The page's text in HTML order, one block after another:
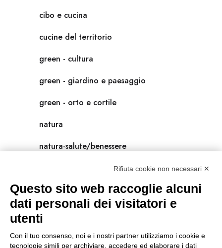
cibo e cucina
cucine del territorio
green - cultura
green - giardino e paesaggio
green - orto e cortile
natura
natura-salute/benessere
scienza
universolocale
viedellaseta
Rifiuta cookie non necessari ✕
Questo sito web raccoglie alcuni
dati personali dei visitatori e
utenti
Con il tuo consenso, noi e i nostri partner utilizziamo i cookie e
tecnologie simili per archiviare, accedere ed elaborare i dati